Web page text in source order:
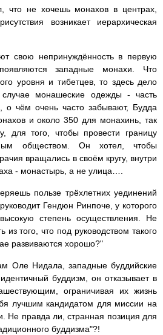
что не хочешь монахов в центрах,
возникает иерархическая
свою непринуждённость в первую
западные монахи. Что
уровня и тибетцев, то здесь дело
монашеские одежды - часть
о чём очень часто забывают, Будда
и около 350 для монахинь, так
для того, чтобы провести границу
обществом. Он хотел, чтобы
вращались в своём кругу, внутри
- монастырь, а не улица….
пользе трёхлетних уединений
Гендюн Ринпоче, у которого
степень осуществления. Не
из того, что под руководством такого
развиваются хорошо?"
Оле Нидала, западные буддийские
буддизм, он отказывает в
ограничивая их жизнь
лучшим кандидатом для миссии на
Не правда ли, странная позиция для
буддизма"?!